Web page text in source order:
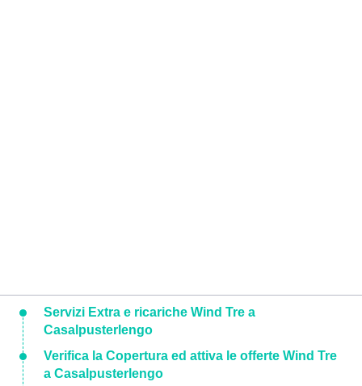
Servizi Extra e ricariche Wind Tre a
Casalpusterlengo
Verifica la Copertura ed attiva le offerte Wind Tre
a Casalpusterlengo